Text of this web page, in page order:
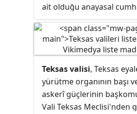
ait olduğu anayasal
üç organdan oluşur:
yürütme ve yargı. Bu
onların güçleri Amerika
Devletleri Anayasası
belirtilmiştir. Güçler
çok ayrıntı, Kongre
yürürlüğe konulan
Teksas valisi, Teksas
yürütme organının başı
askerî güçlerinin
Vali Teksas Meclisi'nden